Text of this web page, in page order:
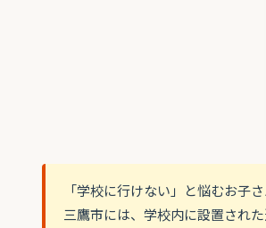
「学校に行けない」と悩むお子
三鷹市には、学校内に設置され